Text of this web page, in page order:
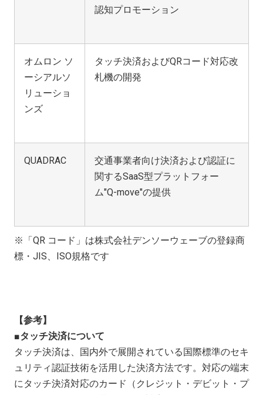
認知プロモーション
オムロン ソ
ーシアルソ
リューショ
ンズ
タッチ決済およびQRコード対応改
札機の開発
QUADRAC
交通事業者向け決済および認証に
関するSaaS型プラットフォー
ム"Q-move"の提供
※「QR コード」は株式会社デンソーウェーブの登録商
標・ JIS、 ISO規格です
【参考】
■タッチ決済について
タッチ決済は、国内外で展開されている国際標準のセキ
ュリティ認証技術を活用した決済方法です。対応の端末
にタッチ決済対応のカード（クレジット・デビット・プ